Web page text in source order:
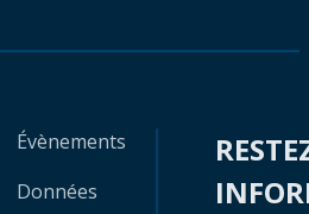
Évènements
Données